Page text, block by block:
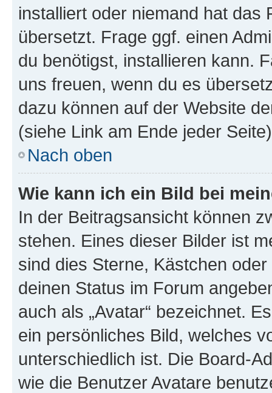
installiert oder niemand hat das
übersetzt. Frage ggf. einen
du benötigst, installieren kann.
uns freuen, wenn du es
dazu können auf der Website
(siehe Link am Ende jeder
Nach oben
Wie kann ich ein Bild bei
In der Beitragsansicht können
stehen. Eines dieser Bilder ist
sind dies Sterne, Kästchen
deinen Status im Forum
auch als „Avatar“ bezeichnet.
ein persönliches Bild, welches
unterschiedlich ist. Die Board-
wie die Benutzer Avatare